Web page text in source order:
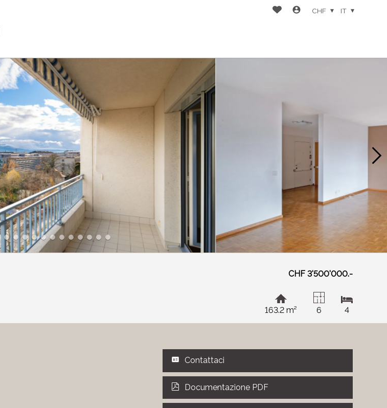
CHF IT
CHF 3'500'000.-
163.2 m² 6 4
Contattaci
Documentazione PDF